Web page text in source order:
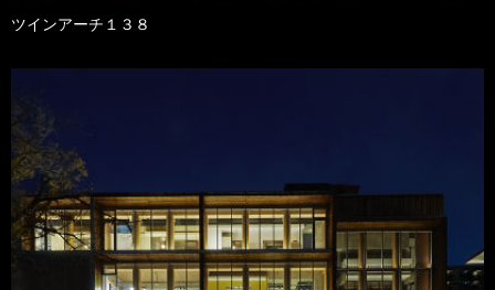
ツインアーチ１３８